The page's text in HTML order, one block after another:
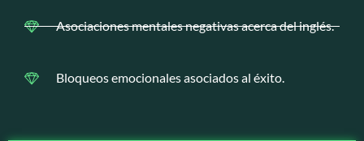
Asociaciones mentales negativas acerca del inglés.
Bloqueos emocionales asociados al éxito.